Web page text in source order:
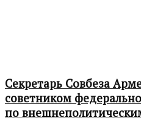
Секретарь Совбеза
советником
по